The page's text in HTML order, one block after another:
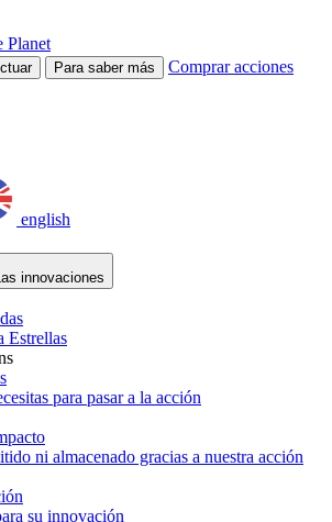
Planet
Para saber más Comprar acciones
english
innovaciones
Estrellas
para pasar a la acción
ni almacenado gracias a nuestra acción
su innovación